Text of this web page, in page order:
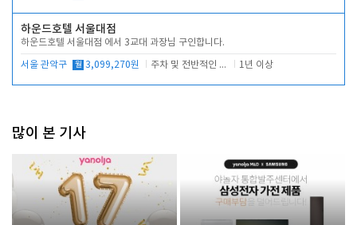
하운드호텔 서울대점
하운드호텔 서울대점 에서 3교대 과장님 구인합니다.
서울 관악구 월 3,099,270원 주차 및 전반적인 당번업무 1년 이상
많이 본 기사